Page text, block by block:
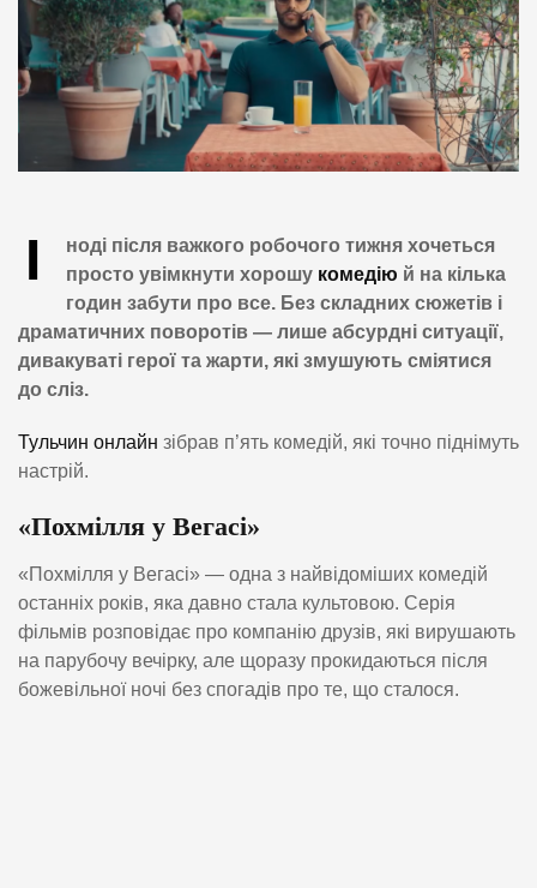
І
ноді після важкого робочого тижня хочеться
просто увімкнути хорошу комедію й на кілька
годин забути про все. Без складних сюжетів і
драматичних поворотів — лише абсурдні ситуації,
дивакуваті герої та жарти, які змушують сміятися
до сліз.
Тульчин онлайн зібрав п’ять комедій, які точно піднімуть
настрій.
«Похмілля у Вегасі»
«Похмілля у Вегасі» — одна з найвідоміших комедій
останніх років, яка давно стала культовою. Серія
фільмів розповідає про компанію друзів, які вирушають
на парубочу вечірку, але щоразу прокидаються після
божевільної ночі без спогадів про те, що сталося.